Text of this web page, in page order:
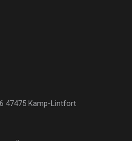
47475 Kamp-Lintfort